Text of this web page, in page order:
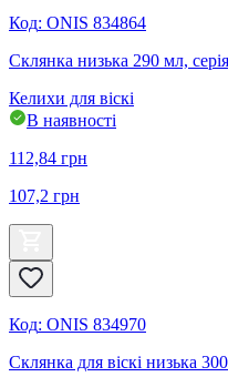
Код: ONIS 834864
Склянка низька 290 мл,
Келихи для віскі
В наявності
112,84 грн
107,2 грн
Код: ONIS 834970
Склянка для віскі низька